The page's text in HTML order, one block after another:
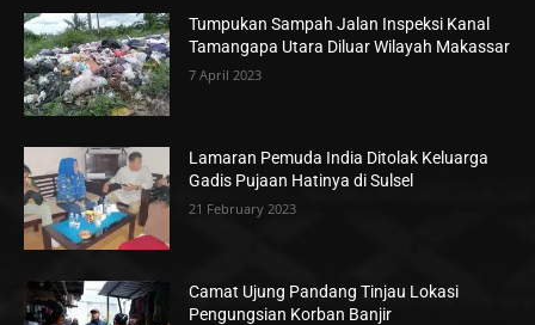
Tumpukan Sampah Jalan Inspeksi Kanal
Tamangapa Utara Diluar Wilayah Makassar
7 April 2023
Lamaran Pemuda India Ditolak Keluarga
Gadis Pujaan Hatinya di Sulsel
21 February 2023
Camat Ujung Pandang Tinjau Lokasi
Pengungsian Korban Banjir